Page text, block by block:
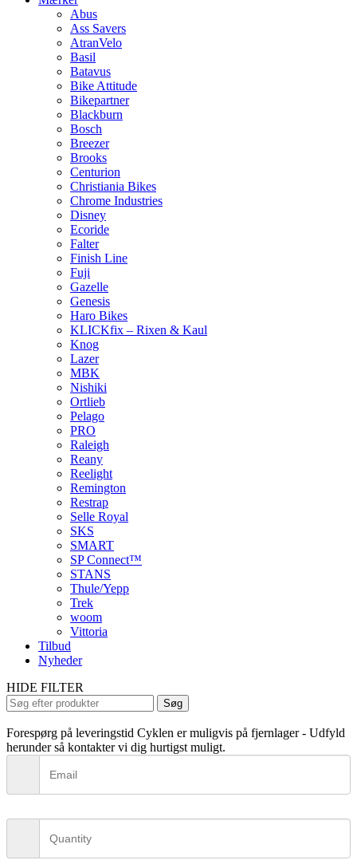
Abus
Ass Savers
AtranVelo
Basil
Batavus
Bike Attitude
Bikepartner
Blackburn
Bosch
Breezer
Brooks
Centurion
Christiania Bikes
Chrome Industries
Disney
Ecoride
Falter
Finish Line
Fuji
Gazelle
Genesis
Haro Bikes
KLICKfix – Rixen & Kaul
Knog
Lazer
MBK
Nishiki
Ortlieb
Pelago
PRO
Raleigh
Reany
Reelight
Remington
Restrap
Selle Royal
SKS
SMART
SP Connect™
STANS
Thule/Yepp
Trek
woom
Vittoria
Tilbud
Nyheder
HIDE FILTER
Søg
Forespørg på leveringstid Cyklen er muligvis på fjernlager - Udfyld
herunder så kontakter vi dig hurtigst muligt.